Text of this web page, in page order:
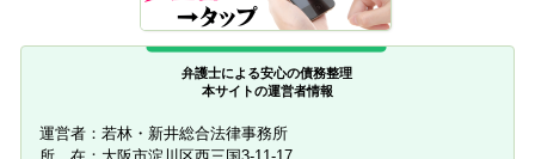
弁護士による安心の債務整理
本サイトの運営者情報
運営者：若林・新井総合法律事務所